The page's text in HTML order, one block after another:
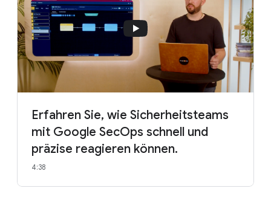
Erfahren Sie, wie Sicherheitsteams
mit Google SecOps schnell und
präzise reagieren können.
4:38